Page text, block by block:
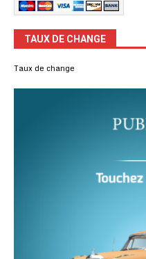
TAUX DE CHANGE
Taux de change